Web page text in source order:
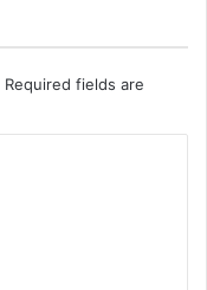
Required fields are